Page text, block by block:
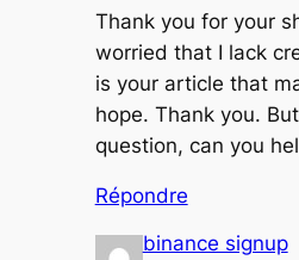
Thank you for your
worried that I lack
is your article that
hope. Thank you.
question, can you
Répondre
binance signup